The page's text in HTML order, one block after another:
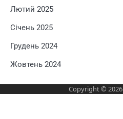
Лютий 2025
Січень 2025
Грудень 2024
Жовтень 2024
Copyright © 2026